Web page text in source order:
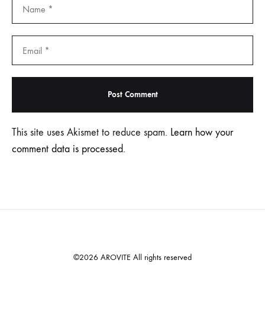
This site uses Akismet to reduce spam. Learn how your
comment data is processed.
©2026 AROVITE All rights reserved